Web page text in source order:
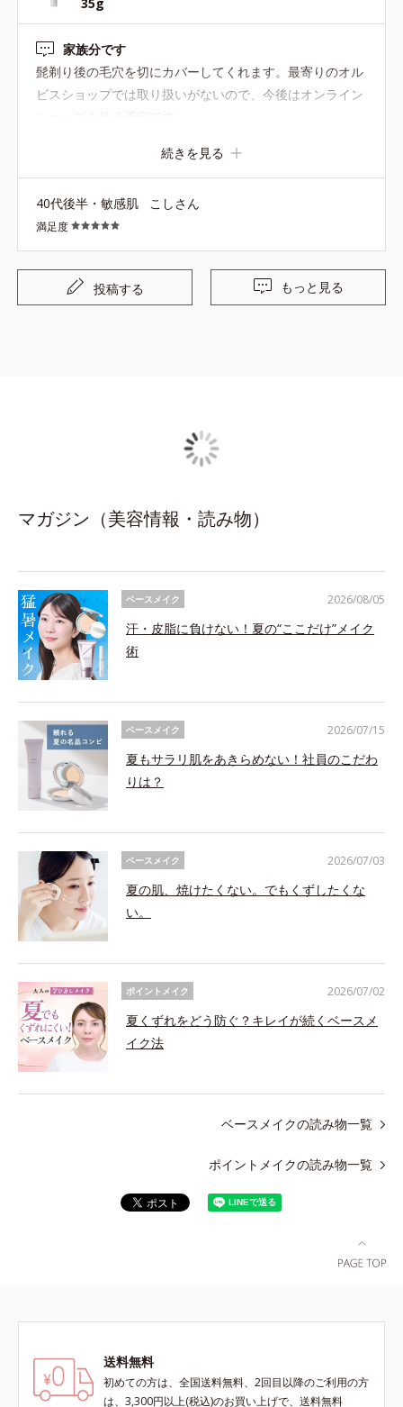
35g
家族分です
髭剃り後の毛穴を切にカバーしてくれます。最寄りのオル
ビスショップでは取り扱いがないので、今後はオンライン
ショップを使う予定です。
続きを見る
40代後半・敏感肌 こしさん
満足度
投稿する もっと見る
マガジン（美容情報・読み物）
ベースメイク
汗・皮脂に負けない！夏の“ここだけ”メイク
術
2026/08/05
ベースメイク
夏もサラリ肌をあきらめない！社員のこだわ
りは？
2026/07/15
ベースメイク
夏の肌、焼けたくない。でもくずしたくな
い。
2026/07/03
ポイントメイク
夏くずれをどう防ぐ？キレイが続くベースメ
イク法
2026/07/02
ベースメイクの読み物一覧
ポイントメイクの読み物一覧
送料無料
初めての方は、全国送料無料、2回目以降のご利用の方
は、3,300円以上(税込)のお買い上げで、送料無料